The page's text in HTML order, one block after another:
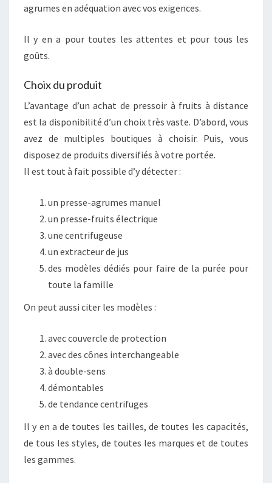
agrumes en adéquation avec vos exigences.
Il y en a pour toutes les attentes et pour tous les
goûts.
Choix du produit
L’avantage d’un achat de pressoir à fruits à distance
est la disponibilité d’un choix très vaste. D’abord, vous
avez de multiples boutiques à choisir. Puis, vous
disposez de produits diversifiés à votre portée.
Il est tout à fait possible d’y détecter :
un presse-agrumes manuel
un presse-fruits électrique
une centrifugeuse
un extracteur de jus
des modèles dédiés pour faire de la purée pour
toute la famille
On peut aussi citer les modèles :
avec couvercle de protection
avec des cônes interchangeable
à double-sens
démontables
de tendance centrifuges
Il y en a de toutes les tailles, de toutes les capacités,
de tous les styles, de toutes les marques et de toutes
les gammes.